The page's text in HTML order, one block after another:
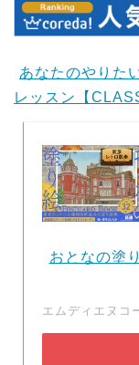
あなたのやりた
レッスン【
おとなの
エムディエヌコ